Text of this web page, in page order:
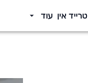
טרייד אין עוד